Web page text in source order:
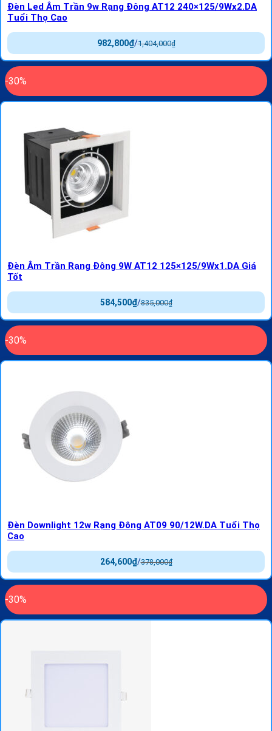
Đèn Led Âm Trần 9w Rạng Đông AT12 240×125/9Wx2.DA
Tuổi Thọ Cao
1,404,000₫
/
982,800₫
-30%
Đèn Âm Trần Rạng Đông 9W AT12 125×125/9Wx1.DA Giá
Tốt
835,000₫
/
584,500₫
-30%
Đèn Downlight 12w Rạng Đông AT09 90/12W.DA Tuổi Thọ
Cao
378,000₫
/
264,600₫
-30%